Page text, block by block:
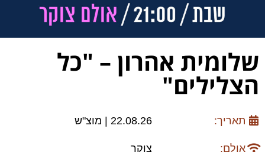
שלומית אהרון – "כל
הצלילים"
תאריך: 22.08.26 | מוצ"ש
אולם: צוקר